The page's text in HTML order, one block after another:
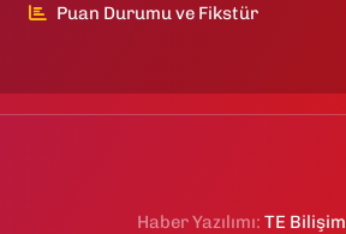
Puan Durumu ve Fikstür
Haber Yazılımı:TE Bilişim